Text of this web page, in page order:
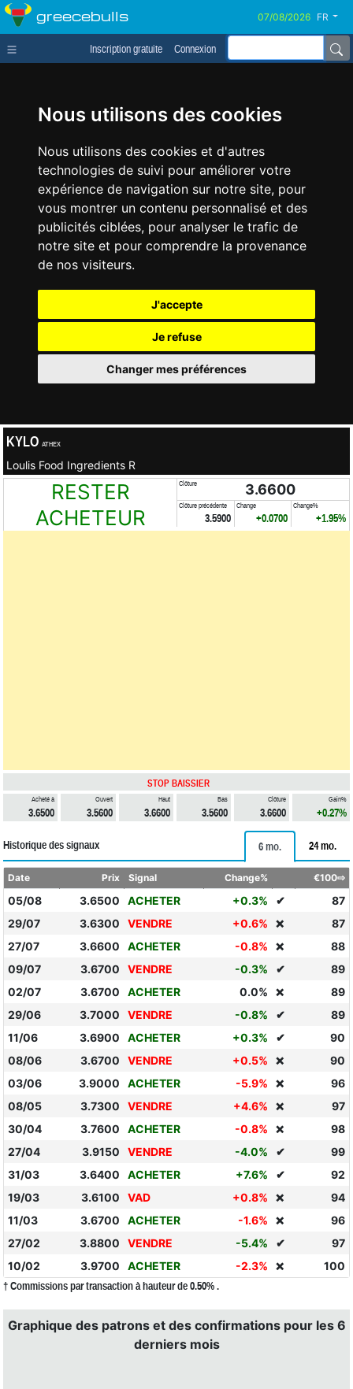
Nous utilisons des cookies
Nous utilisons des cookies et d'autres
technologies de suivi pour améliorer votre
expérience de navigation sur notre site, pour
vous montrer un contenu personnalisé et des
publicités ciblées, pour analyser le trafic de
notre site et pour comprendre la provenance
de nos visiteurs.
J'accepte
Je refuse
Changer mes préférences
greecebulls FR
Inscription gratuite Connexion
KYLO ATHEX
Loulis Food Ingredients R
RESTER
ACHETEUR
Clôture 3.6600
Clôture précédente
3.5900
Change
+0.0700
Change%
+1.95%
STOP BAISSIER
Acheté à
3.6500
Ouvert
3.5600
Haut
3.6600
Bas
3.5600
Clôture
3.6600
Gain%
+0.27%
Historique des signaux 6 mo. 24 mo.
Date Prix Signal Change% €100⇨
05/08 3.6500 ACHETER +0.3% ✔
87
29/07
3.6300 VENDRE +0.6% ❌
87
27/07
3.6600 ACHETER -0.8% ❌
88
09/07
3.6700 VENDRE -0.3% ✔
89
02/07
3.6700 ACHETER 0.0% ❌
89
29/06
3.7000 VENDRE -0.8% ✔
89
11/06
3.6900 ACHETER +0.3% ✔
90
08/06
3.6700 VENDRE +0.5% ❌
90
03/06
3.9000 ACHETER -5.9% ❌
96
08/05
3.7300 VENDRE +4.6% ❌
97
30/04
3.7600 ACHETER -0.8% ❌
98
27/04
3.9150 VENDRE -4.0% ✔
99
31/03
3.6400 ACHETER +7.6% ✔
92
19/03
3.6100 VAD +0.8% ❌
94
11/03
3.6700 ACHETER -1.6% ❌
96
27/02
3.8800 VENDRE -5.4% ✔
97
10/02
3.9700 ACHETER -2.3% ❌ 100
† Commissions par transaction à hauteur de 0.50% .
Graphique des patrons et des confirmations pour les 6
derniers mois